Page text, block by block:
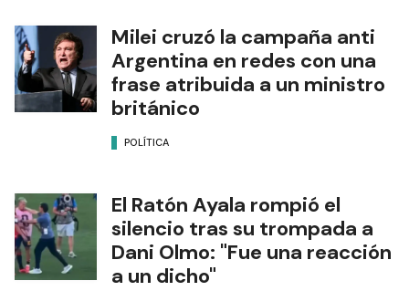
Milei cruzó la campaña anti
Argentina en redes con una
frase atribuida a un ministro
británico
POLÍTICA
El Ratón Ayala rompió el
silencio tras su trompada a
Dani Olmo: "Fue una reacción
a un dicho"